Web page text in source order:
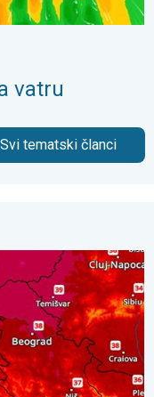
vatru
Svi tematski članci
ice. . . nedjelja, 2.